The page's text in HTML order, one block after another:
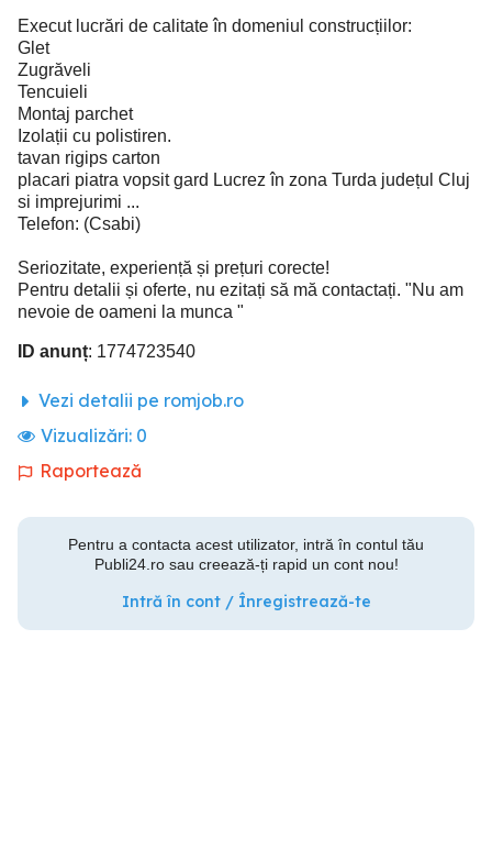
Execut lucrări de calitate în domeniul construcțiilor:
Glet
Zugrăveli
Tencuieli
Montaj parchet
Izolații cu polistiren.
tavan rigips carton
placari piatra vopsit gard Lucrez în zona Turda județul Cluj
si imprejurimi ...
Telefon: (Csabi)
Seriozitate, experiență și prețuri corecte!
Pentru detalii și oferte, nu ezitați să mă contactați. "Nu am
nevoie de oameni la munca "
ID anunț: 1774723540
Vezi detalii pe romjob.ro
Vizualizări: 0
Raportează
Pentru a contacta acest utilizator, intră în contul tău
Publi24.ro sau creează-ți rapid un cont nou!
Intră în cont / Înregistrează-te